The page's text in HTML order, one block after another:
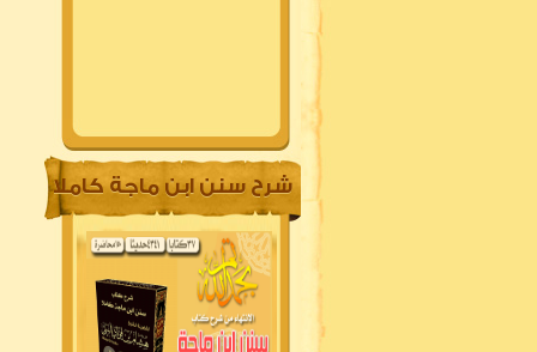
شرح سنن ابن ماجة كاملا